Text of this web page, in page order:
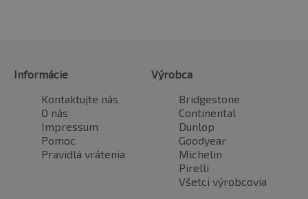
Informácie
Kontaktujte nás
O nás
Impressum
Pomoc
Pravidlá vrátenia
Výrobca
Bridgestone
Continental
Dunlop
Goodyear
Michelin
Pirelli
Všetci výrobcovia